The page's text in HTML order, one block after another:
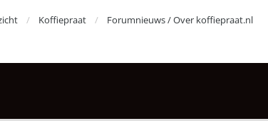
Koffiepraat Forumnieuws / Over koffiepraat.nl